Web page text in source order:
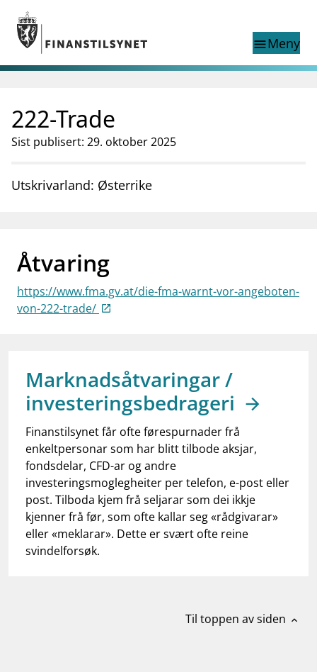
Gå til hovedinnhold
Gå til søkesiden
menuMeny
nettstedet
English home page
Tilsyn
Finanstilsynets registre
businessOm Finanstilsynet
mail_outlineKontakt oss
notifications_noneAbonner på nyhetsvarsel
222-Trade
Sist publisert: 29. oktober 2025
Utskrivarland: Østerrike
Åtvaring
https://www.fma.gv.at/die-fma-warnt-vor-angeboten-
von-222-trade/
Marknadsåtvaringar /
investeringsbedrageri
Finanstilsynet får ofte førespurnader frå
enkeltpersonar som har blitt tilbode aksjar,
fondsdelar, CFD-ar og andre
investeringsmoglegheiter per telefon, e-post eller
post. Tilboda kjem frå seljarar som dei ikkje
kjenner frå før, som ofte kallar seg «rådgivarar»
eller «meklarar». Dette er svært ofte reine
svindelforsøk.
Til toppen av siden expand_less